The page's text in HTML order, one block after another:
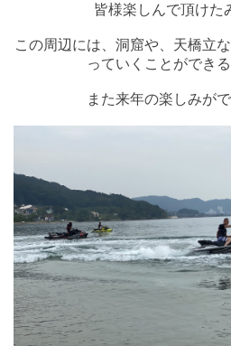
皆様楽しんで頂けた
この周辺には、洞窟や、天橋立
っていくことができ
また来年の楽しみが